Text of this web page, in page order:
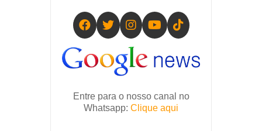
Entre para o nosso canal no
Whatsapp: Clique aqui